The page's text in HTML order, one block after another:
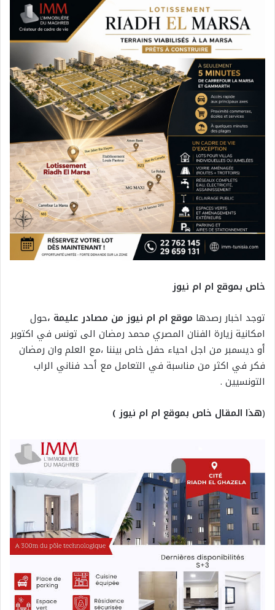
خاص بموقع ام ام نيوز
توجد اخبار رصدها موقع ام ام نيوز من مصادر عليمة ،حول
امكانية زيارة الفنان المصري محمد رمضان الى تونس في اكتوبر
أو ديسمبر من اجل احياء حفل خاص بيننا ،مع العلم وان رمضان
فكر في اكثر من مناسبة في التعامل مع أحد فناني الراب
التونسيين .
(هذا المقال خاص بموقع ام ام نيوز )